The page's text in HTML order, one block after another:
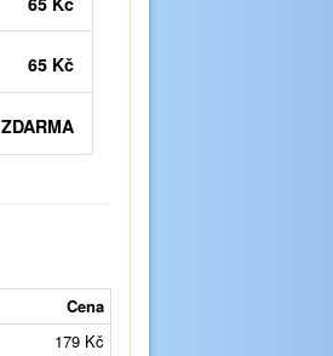
65 Kč
ZDARMA
Cena
179 Kč